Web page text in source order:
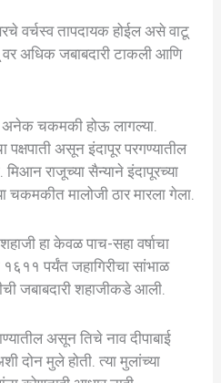
वर्चस्व तापदायक होईल असे वाटू
अधिक जबाबदारी टाकली आणि
अनेक चकमकी होऊ लागल्या.
असून इंदापूर परगण्यातील
राजूच्या सैन्याने इंदापूरच्या
चकमकीत मालोजी ठार मारला गेला.
हा केवळ पाच-सहा वर्षाचा
१६११ पर्यंत जहागिरीचा सांभाळ
जबाबदारी शहाजीकडे आली.
असून तिचे नाव दीपाबाई
दोन मुले होती. त्या मुलांच्या